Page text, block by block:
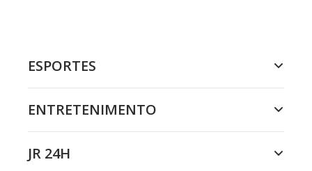
ESPORTES
ENTRETENIMENTO
JR 24H